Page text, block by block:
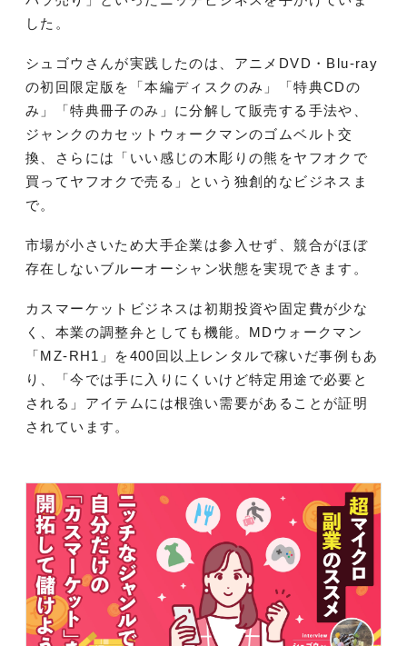
した。
シュゴウさんが実践したのは、アニメDVD・Blu-ray
の初回限定版を「本編ディスクのみ」「特典CDの
み」「特典冊子のみ」に分解して販売する手法や、
ジャンクのカセットウォークマンのゴムベルト交
換、さらには「いい感じの木彫りの熊をヤフオクで
買ってヤフオクで売る」という独創的なビジネスま
で。
市場が小さいため大手企業は参入せず、競合がほぼ
存在しないブルーオーシャン状態を実現できます。
カスマーケットビジネスは初期投資や固定費が少な
く、本業の調整弁としても機能。MDウォークマン
「MZ-RH1」を400回以上レンタルで稼いだ事例もあ
り、「今では手に入りにくいけど特定用途で必要と
される」アイテムには根強い需要があることが証明
されています。